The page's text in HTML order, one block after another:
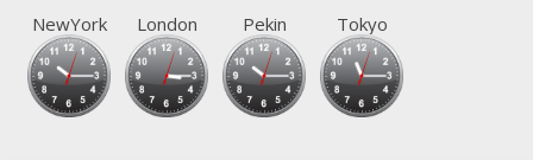
NewYork London Pekin Tokyo